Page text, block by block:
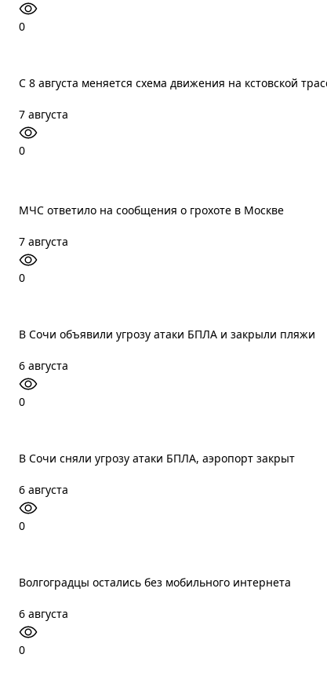
0
С 8 августа меняется схема движения на кстовской
7 августа
0
МЧС ответило на сообщения о грохоте в Москве
7 августа
0
В Сочи объявили угрозу атаки БПЛА и закрыли пляжи
6 августа
0
В Сочи сняли угрозу атаки БПЛА, аэропорт закрыт
6 августа
0
Волгоградцы остались без мобильного интернета
6 августа
0